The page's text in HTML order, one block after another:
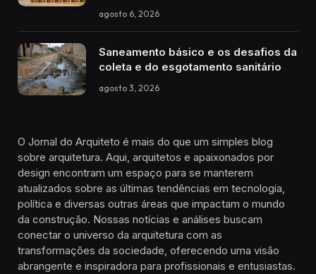
agosto 6, 2026
Saneamento básico e os desafios da
coleta e do esgotamento sanitário
agosto 3, 2026
O Jornal do Arquiteto é mais do que um simples blog
sobre arquitetura. Aqui, arquitetos e apaixonados por
design encontram um espaço para se manterem
atualizados sobre as últimas tendências em tecnologia,
política e diversas outras áreas que impactam o mundo
da construção. Nossas notícias e análises buscam
conectar o universo da arquitetura com as
transformações da sociedade, oferecendo uma visão
abrangente e inspiradora para profissionais e entusiastas.